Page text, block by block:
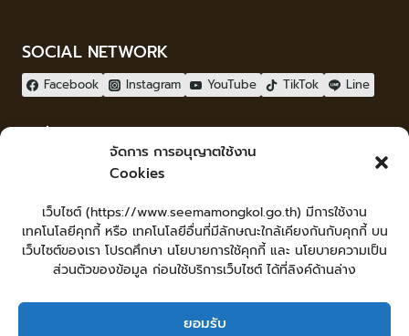
จัดการ การอนุญาตใช้งาน
Cookies
เว็บไซต์ (https://www.seemamongkol.go.th) มีการใช้งาน
เทคโนโลยีคุกกี้ หรือ เทคโนโลยีอื่นที่มีลักษณะใกล้เคียงกันกับคุกกี้ บน
เว็บไซต์ของเรา โปรดศึกษา นโยบายการใช้คุกกี้ และ นโยบายความเป็น
ส่วนตัวของข้อมูล ก่อนใช้บริการเว็บไซต์ ได้ที่ลิงค์ด้านล่าง
ยอมรับ
SOCIAL NETWORK
Facebook Instagram YouTube TikTok Line
LopburiWebdesign.com
Login
เข้าสู่ระบบ